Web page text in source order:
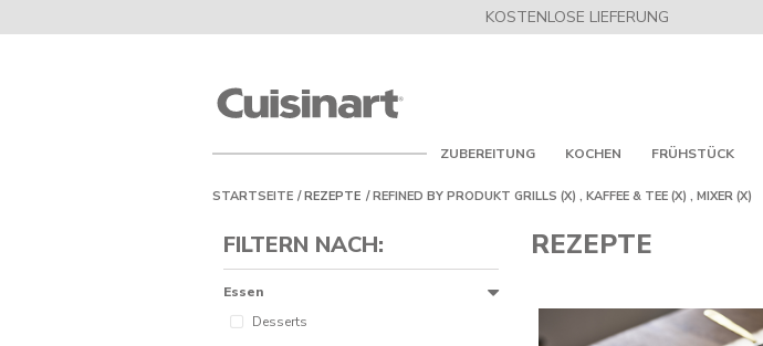
KOSTENLOSE LIEFERUNG
ZUBEREITUNG KOCHEN FRÜHSTÜCK
STARTSEITE REZEPTE REFINED BY PRODUKT GRILLS (X) , KAFFEE & TEE (X) , MIXER (X)
REZEPTE
FILTERN NACH:
Essen
Desserts